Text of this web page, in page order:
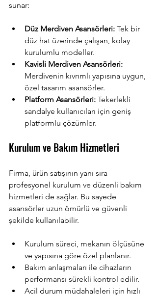
sunar:
Düz Merdiven Asansörleri: Tek bir
düz hat üzerinde çalışan, kolay
kurulumlu modeller.
Kavisli Merdiven Asansörleri:
Merdivenin kıvrımlı yapısına uygun,
özel tasarım asansörler.
Platform Asansörleri: Tekerlekli
sandalye kullanıcıları için geniş
platformlu çözümler.
Kurulum ve Bakım Hizmetleri
Firma, ürün satışının yanı sıra
profesyonel kurulum ve düzenli bakım
hizmetleri de sağlar. Bu sayede
asansörler uzun ömürlü ve güvenli
şekilde kullanılabilir.
Kurulum süreci, mekanın ölçüsüne
ve yapısına göre özel planlanır.
Bakım anlaşmaları ile cihazların
performansı sürekli kontrol edilir.
Acil durum müdahaleleri için hızlı